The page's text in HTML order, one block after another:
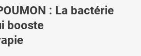
: La bactérie
booste